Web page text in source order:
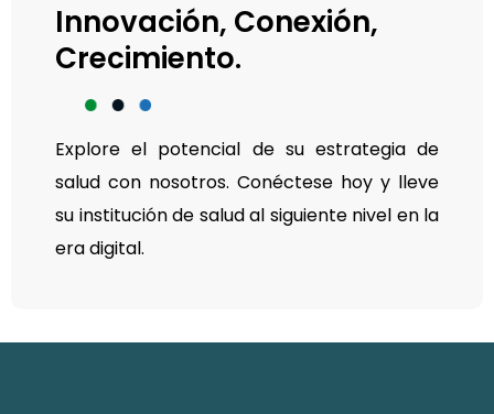
Innovación, Conexión,
Crecimiento.
Explore el potencial de su estrategia de
salud con nosotros. Conéctese hoy y lleve
su institución de salud al siguiente nivel en la
era digital.